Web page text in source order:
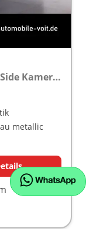
1.5 eTSI 110 kW Trend AHK Lane+Side Kamera SHZ
metallic